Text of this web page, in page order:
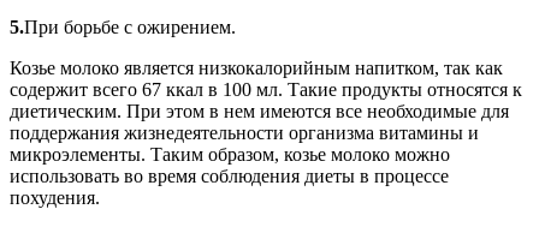
5.При борьбе с ожирением.
Козье молоко является низкокалорийным напитком, так как
содержит всего 67 ккал в 100 мл. Такие продукты относятся к
диетическим. При этом в нем имеются все необходимые для
поддержания жизнедеятельности организма витамины и
микроэлементы. Таким образом, козье молоко можно
использовать во время соблюдения диеты в процессе
похудения.